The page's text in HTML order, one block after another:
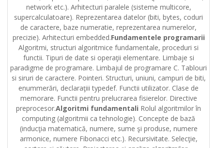
network etc.). Arhitecturi paralele (sisteme multicore,
supercalculatoare). Reprezentarea datelor (biti, bytes, coduri
de caractere, baze numeratie, reprezentarea numerelor,
precizie). Arhitecturi embedded.Fundamentele programarii
Algoritmi, structuri algoritmice fundamentale, proceduri si
functii. Tipuri de date si operaţii elementare. Limbaje si
paradigme de programare. Limbajul de programare C. Tablouri
si siruri de caractere. Pointeri. Structuri, uniuni, campuri de biti,
enummerări, declaraţiii typedef. Functii utilizator. Clase de
memorare. Functii pentru prelucrarea fisierelor. Directive
preprocesor.Algoritmi fundamentali Rolul algoritmilor în
computing (algoritmii ca tehnologie). Concepte de bază
(inducţia matematică, numere, sume şi produse, numere
armonice, numere Fibonacci etc.). Recursivitate. Selecţie,